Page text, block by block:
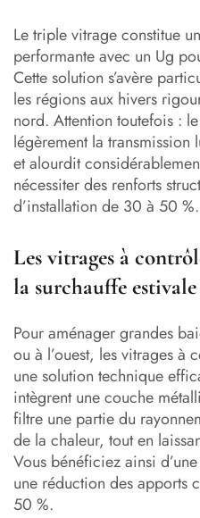
Le triple vitrage constitue
performante avec un Ug
Cette solution s’avère
les régions aux hivers
nord. Attention toutefois :
légèrement la transmission
et alourdit
nécessiter des renforts
d’installation de 30 à 50 %.
Les vitrages à
la surchauffe estivale
Pour aménager grandes
ou à l’ouest, les vitrages à
une solution technique
intègrent une couche
filtre une partie du
de la chaleur, tout en
Vous bénéficiez ainsi
une réduction des apports
50 %.